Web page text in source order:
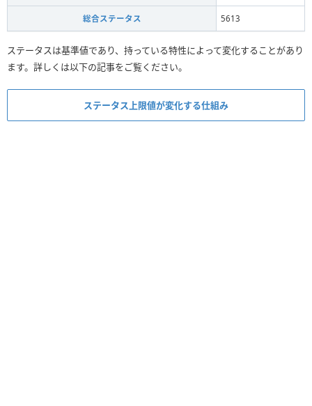
総合ステータス 5613
ステータスは基準値であり、持っている特性によって変化することがあり
ます。詳しくは以下の記事をご覧ください。
ステータス上限値が変化する仕組み